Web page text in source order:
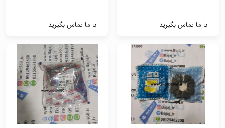
با ما تماس بگیرید با ما تماس بگیرید